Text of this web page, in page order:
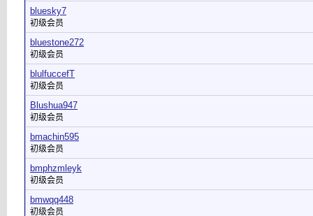
bluesky7
初级会员
bluestone272
初级会员
blulfuccefT
初级会员
Blushua947
初级会员
bmachin595
初级会员
bmphzmleyk
初级会员
bmwqq448
初级会员